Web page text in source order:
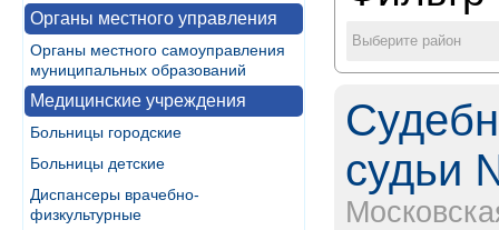
Органы местного управления
Органы местного самоуправления
муниципальных образований
Медицинские учреждения
Больницы городские
Больницы детские
Диспансеры врачебно-
физкультурные
Выберите район
судьи